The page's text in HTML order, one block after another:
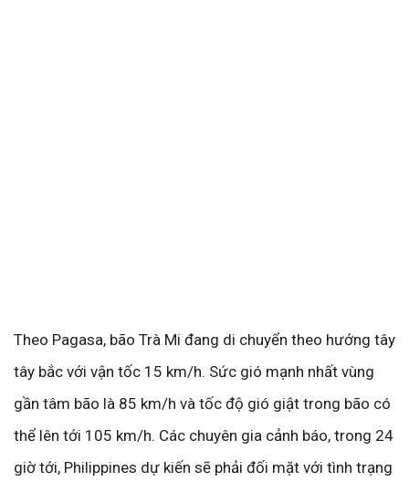
Theo Pagasa, bão Trà Mi đang di chuyển theo hướng tây
tây bắc với vận tốc 15 km/h. Sức gió mạnh nhất vùng
gần tâm bão là 85 km/h và tốc độ gió giật trong bão có
thể lên tới 105 km/h. Các chuyên gia cảnh báo, trong 24
giờ tới, Philippines dự kiến sẽ phải đối mặt với tình trạng